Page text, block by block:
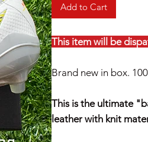
Add to Cart
This item will be
Brand new in box.
This is the ultimate
leather with knit